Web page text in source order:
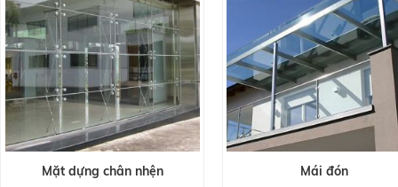
Mặt dựng chân nhện Mái đón